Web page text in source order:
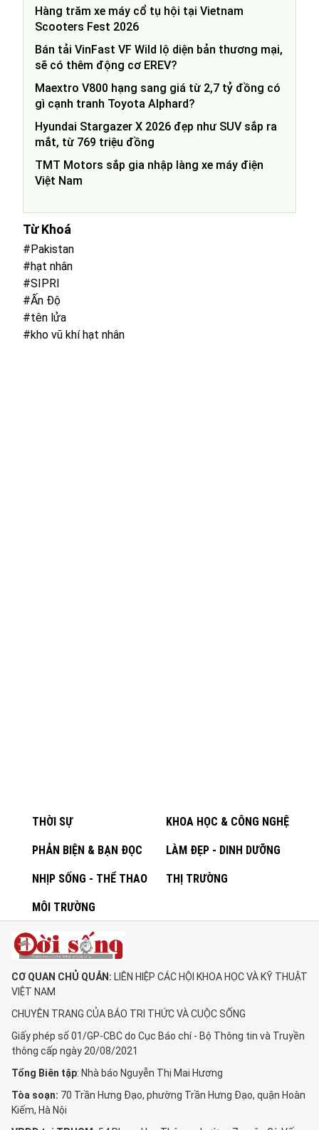
Hàng trăm xe máy cổ tụ hội tại Vietnam
Scooters Fest 2026
Bán tải VinFast VF Wild lộ diện bản thương mại,
sẽ có thêm động cơ EREV?
Maextro V800 hạng sang giá từ 2,7 tỷ đồng có
gì cạnh tranh Toyota Alphard?
Hyundai Stargazer X 2026 đẹp như SUV sắp ra
mắt, từ 769 triệu đồng
TMT Motors sắp gia nhập làng xe máy điện
Việt Nam
Từ Khoá
#Pakistan
#hạt nhân
#SIPRI
#Ấn Độ
#tên lửa
#kho vũ khí hạt nhân
THỜI SỰ KHOA HỌC & CÔNG NGHỆ
PHẢN BIỆN & BẠN ĐỌC LÀM ĐẸP - DINH DƯỠNG
NHỊP SỐNG - THỂ THAO THỊ TRƯỜNG
MÔI TRƯỜNG
CƠ QUAN CHỦ QUẢN: LIÊN HIỆP CÁC HỘI KHOA HỌC VÀ KỸ THUẬT
VIỆT NAM
CHUYÊN TRANG CỦA BÁO TRI THỨC VÀ CUỘC SỐNG
Giấy phép số 01/GP-CBC do Cục Báo chí - Bộ Thông tin và Truyền
thông cấp ngày 20/08/2021
Tổng Biên tập: Nhà báo Nguyễn Thị Mai Hương
Tòa soạn: 70 Trần Hưng Đạo, phường Trần Hưng Đạo, quận Hoàn
Kiếm, Hà Nội